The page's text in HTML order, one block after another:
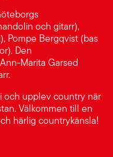
och gitarr),
Pompe Bergqvist (bas
Den
Marita Garsed
och upplev country när
Välkommen till en
härlig countrykänsla!